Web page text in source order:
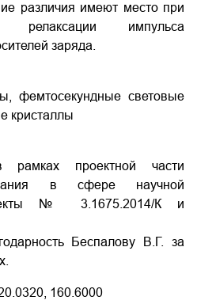
различия имеют место при
релаксации импульса
заряда.
фемтосекундные световые
кристаллы
проектной части
в сфере научной
№ 3.1675.2014/К и
Беспалову В.Г. за
160.6000